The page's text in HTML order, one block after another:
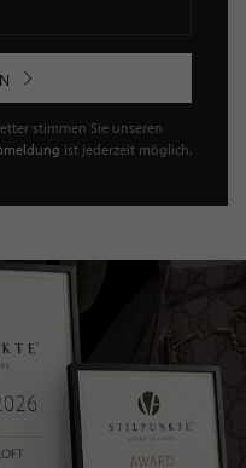
stimmen Sie unseren
ist jederzeit möglich.